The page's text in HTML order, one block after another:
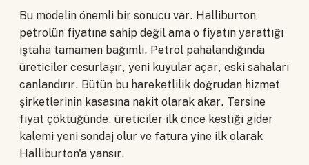
Bu modelin önemli bir sonucu var. Halliburton
petrolün fiyatına sahip değil ama o fiyatın yarattığı
iştaha tamamen bağımlı. Petrol pahalandığında
üreticiler cesurlaşır, yeni kuyular açar, eski sahaları
canlandırır. Bütün bu hareketlilik doğrudan hizmet
şirketlerinin kasasına nakit olarak akar. Tersine
fiyat çöktüğünde, üreticiler ilk önce kestiği gider
kalemi yeni sondaj olur ve fatura yine ilk olarak
Halliburton'a yansır.